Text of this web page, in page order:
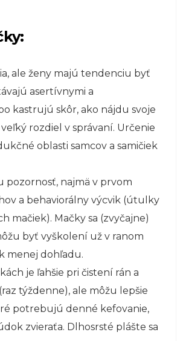
ale ženy majú tendenciu byť
asertívnymi a
kastrujú skôr, ako nájdu svoje
rozdiel v správaní. Určenie
oblasti samcov a samičiek
pozornosť, najmä v prvom
a behaviorálny výcvik (útulky
mačiek). Mačky sa (zvyčajne)
byť vyškolení už v ranom
menej dohľadu.
je ľahšie pri čistení rán a
týždenne), ale môžu lepšie
potrebujú denné kefovanie,
zvieraťa. Dlhosrsté plášte sa